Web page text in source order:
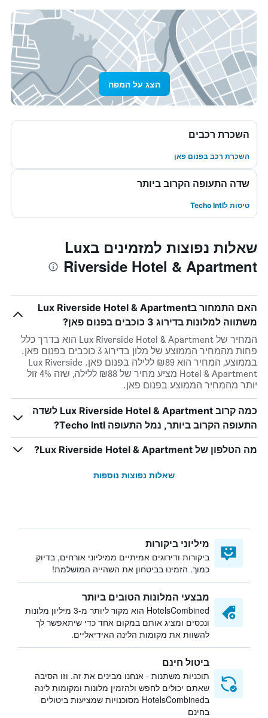
הצג על המפה
השכרת רכבים
השכרת רכב בפנום פאן
שדה התעופה הקרוב ביותר
טיסות לTecho Intl
שאלות נפוצות למזמינים בLux
Riverside Hotel & Apartment
האם התמחור בLux Riverside Hotel & Apartment
משתווה למלונות בדירוג 3 כוכבים בפנום פאן?
המחיר של Lux Riverside Hotel & Apartment הוא בדרך כלל
פחות מהמחיר הממוצע של מלון בדירוג 3 כוכבים בפנום פאן.
בממוצע, המחיר הוא ₪89 ללילה בפנום פאן. Lux Riverside
Hotel & Apartment מציע מחיר של ₪88 ללילה, שזה 4% זול
יותר מהמחיר הממוצע בפנום פאן.
כמה קרוב Lux Riverside Hotel & Apartment לשדה
התעופה הקרוב ביותר, נמל התעופה Techo Intl?
מה הטלפון של Lux Riverside Hotel & Apartment?
שאלות נפוצות נוספות
מיליוני ביקורות
ביקורות ודירוגים אמיתיים ממיליוני אורחים, בדיוק
כמוך. הזמינו בביטחון את השהייה המושלמת!
מבצעי המלונות הטובים ביותר
HotelsCombined הוא מקור ליותר מ-3 מיליון מלונות
ונכסים ומציג אותם במקום אחד כדי שיתאפשר לך
להשוות את מקומות הלינה האידיאליים.
ביטול חינם
תוכניות משתנות - אנחנו מבינים את זה. וזו הסיבה
שאתם יכולים לחפש ולהזמין מלונות ומקומות לינה
בHotelsCombined מסוכנויות שמציעות ביטולים
בחינם